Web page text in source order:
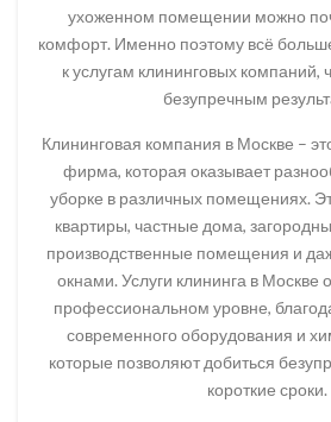
ухоженном помещении можно
комфорт. Именно поэтому всё
к услугам клининговых компаний,
безупречным
Клининговая компания в Москве –
фирма, которая оказывает
уборке в различных помещениях.
квартиры, частные дома,
производственные помещения и
окнами. Услуги клининга в Москве
профессиональном уровне,
современного оборудования и
которые позволяют добиться
короткие сроки.